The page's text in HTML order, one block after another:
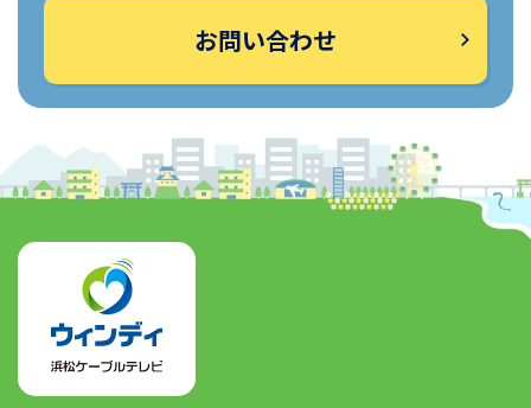
お問い合わせ